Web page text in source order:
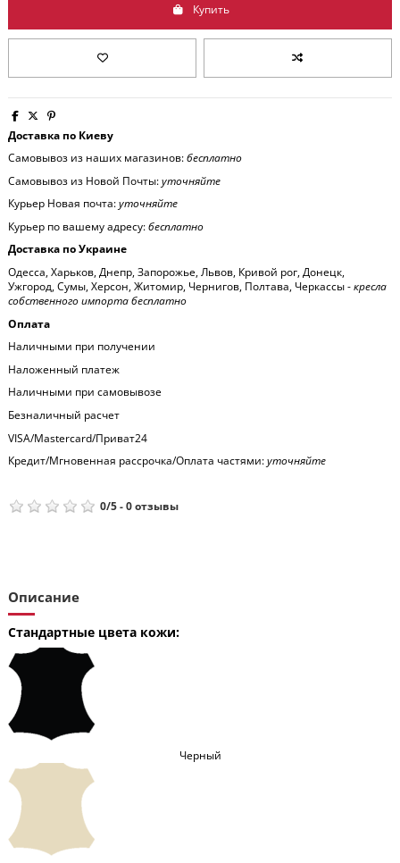
Купить
Доставка по Киеву
Самовывоз из наших магазинов:бесплатно
Самовывоз из Новой Почты:уточняйте
Курьер Новая почта:уточняйте
Курьер по вашему адресу:бесплатно
Доставка по Украине
Одесса, Харьков, Днепр, Запорожье, Львов, Кривой рог, Донецк,
Ужгород, Сумы, Херсон, Житомир, Чернигов, Полтава, Черкассы -кресла
собственного импорта бесплатно
Оплата
Наличными при получении
Наложенный платеж
Наличными при самовывозе
Безналичный расчет
VISA/Mastercard/Приват24
Кредит/Мгновенная рассрочка/Оплата частями:уточняйте
0/5-0отзывы
Описание
Стандартные цвета кожи:
Черный